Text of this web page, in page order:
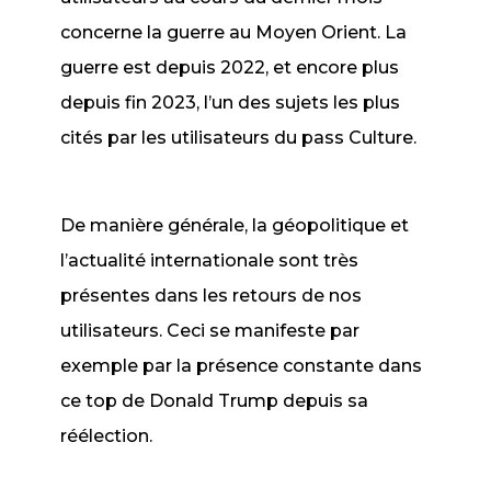
concerne la guerre au Moyen Orient. La
guerre est depuis 2022, et encore plus
depuis fin 2023, l’un des sujets les plus
cités par les utilisateurs du pass Culture.
De manière générale, la géopolitique et
l’actualité internationale sont très
présentes dans les retours de nos
utilisateurs. Ceci se manifeste par
exemple par la présence constante dans
ce top de Donald Trump depuis sa
réélection.